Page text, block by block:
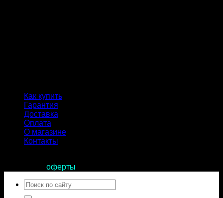
Как купить
Гарантия
Доставка
Оплата
О магазине
Контакты
оферты
Искать: